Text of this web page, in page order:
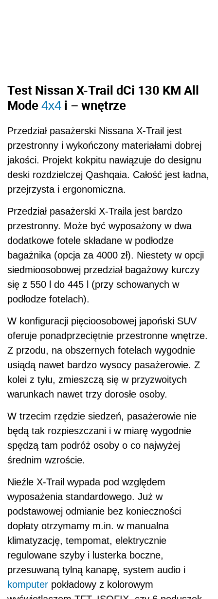
Test Nissan X-Trail dCi 130 KM All
Mode 4x4 i – wnętrze
Przedział pasażerski Nissana X-Trail jest
przestronny i wykończony materiałami dobrej
jakości. Projekt kokpitu nawiązuje do designu
deski rozdzielczej Qashqaia. Całość jest ładna,
przejrzysta i ergonomiczna.
Przedział pasażerski X-Traila jest bardzo
przestronny. Może być wyposażony w dwa
dodatkowe fotele składane w podłodze
bagażnika (opcja za 4000 zł). Niestety w opcji
siedmioosobowej przedział bagażowy kurczy
się z 550 l do 445 l (przy schowanych w
podłodze fotelach).
W konfiguracji pięcioosobowej japoński SUV
oferuje ponadprzeciętnie przestronne wnętrze.
Z przodu, na obszernych fotelach wygodnie
usiądą nawet bardzo wysocy pasażerowie. Z
kolei z tyłu, zmieszczą się w przyzwoitych
warunkach nawet trzy dorosłe osoby.
W trzecim rzędzie siedzeń, pasażerowie nie
będą tak rozpieszczani i w miarę wygodnie
spędzą tam podróż osoby o co najwyżej
średnim wzroście.
Nieźle X-Trail wypada pod względem
wyposażenia standardowego. Już w
podstawowej odmianie bez konieczności
dopłaty otrzymamy m.in. w manualna
klimatyzację, tempomat, elektrycznie
regulowane szyby i lusterka boczne,
przesuwaną tylną kanapę, system audio i
komputer pokładowy z kolorowym